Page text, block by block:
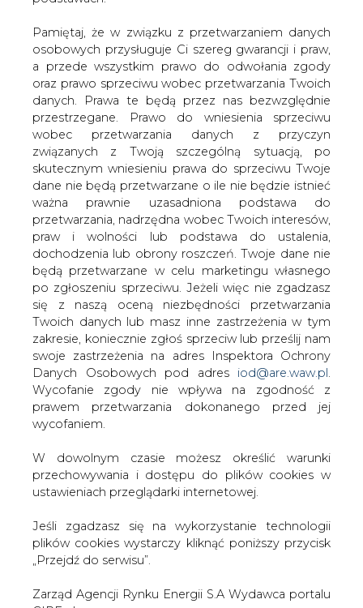
dochodzenia lub obrony roszczeń. Twoje dane nie
będą przetwarzane w celu marketingu własnego
po zgłoszeniu sprzeciwu. Jeżeli więc nie zgadzasz
się z naszą oceną niezbędności przetwarzania
Twoich danych lub masz inne zastrzeżenia w tym
zakresie, koniecznie zgłoś sprzeciw lub prześlij nam
swoje zastrzeżenia na adres Inspektora Ochrony
Danych Osobowych pod adres
iod@are.waw.pl
Wycofanie zgody nie wpływa na zgodność z
prawem przetwarzania dokonanego przed jej
wycofaniem.
W dowolnym czasie możesz określić warunki
przechowywania i dostępu do plików cookies w
ustawieniach przeglądarki internetowej.
Jeśli zgadzasz się na wykorzystanie technologii
plików cookies wystarczy kliknąć poniższy przycisk
„Przejdź do serwisu”.
Zarząd Agencji Rynku Energii S.A Wydawca portalu
CIRE.pl
TREŚĆ KOMENTARZA
PODPIS
Przesłanie komentarza oznacza akceptację zasad korzystania z portalu
cire.pl
wyślij
KOMENTARZE(0)
Bądź na bieżąco
Podając adres e-mail wyrażają Państwo zgodę
na otrzymywanie treści marketingowych w
Agencji Rynku Energii S.A z siedzibą w
Warszawie.
ZAPISZ SIĘ DO NEWSLETTERA